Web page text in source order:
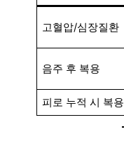
고혈압/심장질환
음주 후 복용
피로 누적 시 복용